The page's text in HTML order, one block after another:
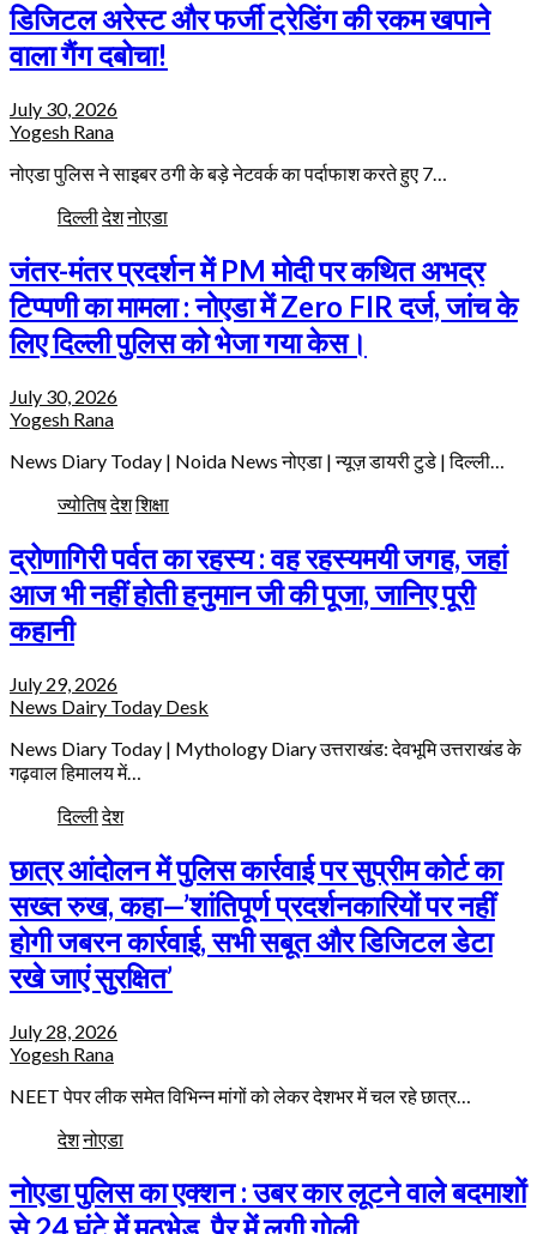
डिजिटल अरेस्ट और फर्जी ट्रेडिंग की रकम खपाने
वाला गैंग दबोचा!
July 30, 2026
Yogesh Rana
नोएडा पुलिस ने साइबर ठगी के बड़े नेटवर्क का पर्दाफाश करते हुए 7…
दिल्लीदेशनोएडा
जंतर-मंतर प्रदर्शन में PM मोदी पर कथित अभद्र
टिप्पणी का मामला : नोएडा में Zero FIR दर्ज, जांच के
लिए दिल्ली पुलिस को भेजा गया केस।
July 30, 2026
Yogesh Rana
News Diary Today | Noida News नोएडा | न्यूज़ डायरी टुडे | दिल्ली…
ज्योतिषदेशशिक्षा
द्रोणागिरी पर्वत का रहस्य : वह रहस्यमयी जगह, जहां
आज भी नहीं होती हनुमान जी की पूजा, जानिए पूरी
कहानी
July 29, 2026
News Dairy Today Desk
News Diary Today | Mythology Diary उत्तराखंड: देवभूमि उत्तराखंड के
गढ़वाल हिमालय में…
दिल्लीदेश
छात्र आंदोलन में पुलिस कार्रवाई पर सुप्रीम कोर्ट का
सख्त रुख, कहा—’शांतिपूर्ण प्रदर्शनकारियों पर नहीं
होगी जबरन कार्रवाई, सभी सबूत और डिजिटल डेटा
रखे जाएं सुरक्षित’
July 28, 2026
Yogesh Rana
NEET पेपर लीक समेत विभिन्न मांगों को लेकर देशभर में चल रहे छात्र…
देशनोएडा
नोएडा पुलिस का एक्शन : उबर कार लूटने वाले बदमाशों